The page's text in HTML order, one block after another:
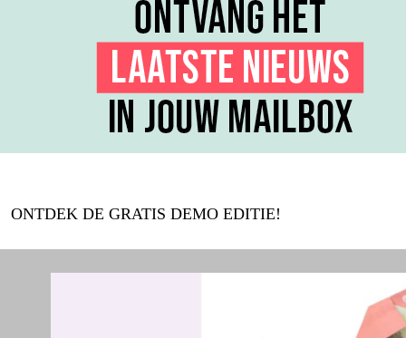
ONTDEK DE GRATIS DEMO EDITIE!